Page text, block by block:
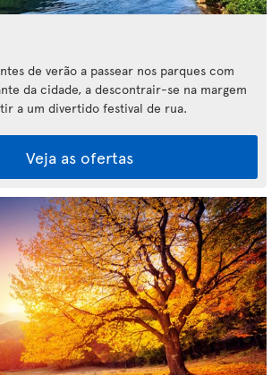
de verão a passear nos parques com
da cidade, a descontrair-se na margem
a um divertido festival de rua.
Veja as ofertas